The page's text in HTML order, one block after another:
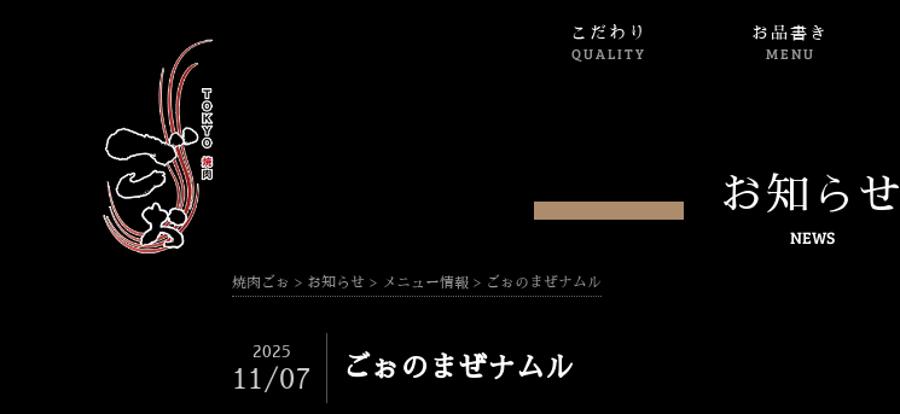
こだわり
QUALITY
お品書き
MENU
お知らせ
NEWS
焼肉ごぉ > お知らせ > メニュー情報 > ごぉのまぜナムル
ごぉのまぜナムル
2025
11/07